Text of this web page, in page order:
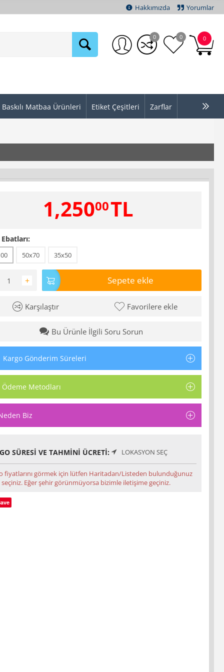
Hakkımızda Yorumlar
0
0 0
Baskılı Matbaa Ürünleri Etiket Çeşitleri Zarflar
1,25000TL
50x70 35x50
+ Sepete ekle
Karşılaştır Favorilere ekle
Bu Ürünle İlgili Soru Sorun
Kargo Gönderim Süreleri
Ödeme Metodları
Biz
SÜRESI VE TAHMINI ÜCRETI: LOKASYON SEÇ
fiyatlarını görmek için lütfen Haritadan/Listeden bulunduğunuz
Eğer şehir görünmüyorsa bizimle iletişime geçiniz.